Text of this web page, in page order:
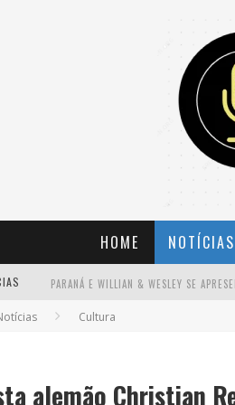
HOME NOTÍCIAS
Cultura
alemão Christian